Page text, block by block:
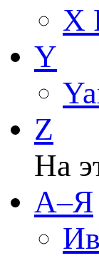
X
Y
Z
На
А–Я